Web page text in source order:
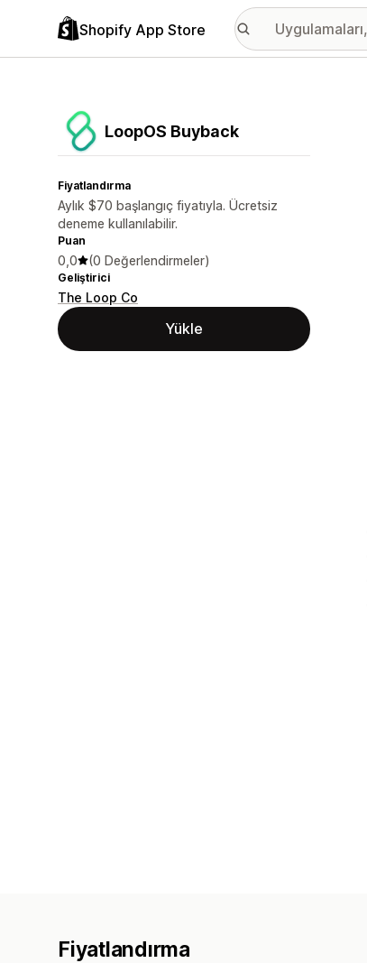
Shopify App Store
LoopOS Buyback
Fiyatlandırma
Aylık $70 başlangıç fiyatıyla. Ücretsiz
deneme kullanılabilir.
Puan
0,0 (0 Değerlendirmeler)
Geliştirici
The Loop Co
Yükle
Fiyatlandırma